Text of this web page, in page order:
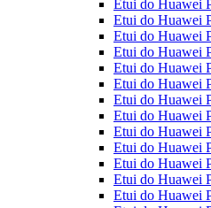
Etui do Huawei
Etui do Huawei
Etui do Huawei
Etui do Huawei
Etui do Huawei
Etui do Huawei
Etui do Huawei
Etui do Huawei
Etui do Huawei
Etui do Huawei
Etui do Huawei
Etui do Huawei
Etui do Huawei